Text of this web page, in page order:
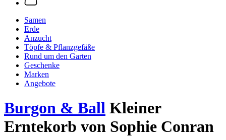
Samen
Erde
Anzucht
Töpfe & Pflanzgefäße
Rund um den Garten
Geschenke
Marken
Angebote
Burgon & Ball Kleiner
Erntekorb von Sophie Conran